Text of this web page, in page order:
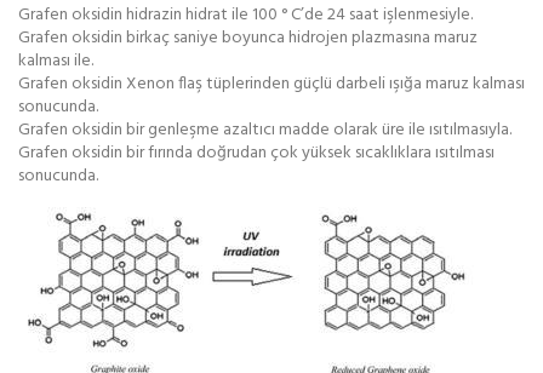
Grafen oksidin hidrazin hidrat ile 100 ° C’de 24 saat işlenmesiyle.
Grafen oksidin birkaç saniye boyunca hidrojen plazmasına maruz
kalması ile.
Grafen oksidin Xenon flaş tüplerinden güçlü darbeli ışığa maruz kalması
sonucunda.
Grafen oksidin bir genleşme azaltıcı madde olarak üre ile ısıtılmasıyla.
Grafen oksidin bir fırında doğrudan çok yüksek sıcaklıklara ısıtılması
sonucunda.